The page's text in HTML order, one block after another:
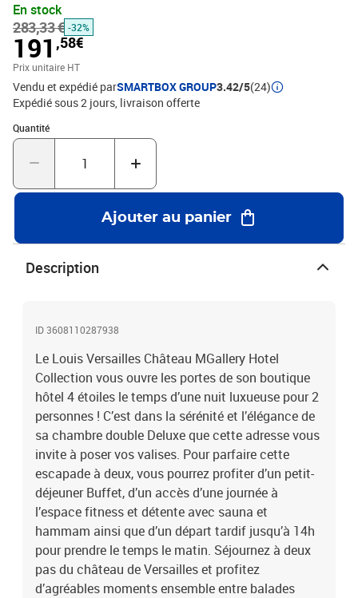
vos valises. Pour parfaire cette escapade à deux, vous pourrez
profiter d’un petit-déjeuner Buffet, d’un accès d’une journée à
l’espace fitness et détente avec sauna et hammam ainsi que d’un
départ tardif jusqu’à 14h pour prendre le temps le matin.
Séjournez à deux pas du château de Versailles et profitez
d’agréables moments ensemble entre balades riches en
découvertes, moments de détente et plus encore !Séjour en
boutique hôtel 4* avec accès à l’espace détente près du château de
Versailles
En stock
283,33 € -32%
191 ,58€
Prix unitaire HT
Vendu et expédié parSMARTBOX GROUP3.42/5(24)
Expédié sous 2 jours livraison offerte
Quantité
Quantité : 1
Ajouter au panier
Description
ID 3608110287938
Le Louis Versailles Château MGallery Hotel
Collection vous ouvre les portes de son boutique
hôtel 4 étoiles le temps d’une nuit luxueuse pour 2
personnes ! C’est dans la sérénité et l’élégance de
sa chambre double Deluxe que cette adresse vous
invite à poser vos valises. Pour parfaire cette
escapade à deux, vous pourrez profiter d’un petit-
déjeuner Buffet, d’un accès d’une journée à
l’espace fitness et détente avec sauna et
hammam ainsi que d’un départ tardif jusqu’à 14h
pour prendre le temps le matin. Séjournez à deux
pas du château de Versailles et profitez
d’agréables moments ensemble entre balades